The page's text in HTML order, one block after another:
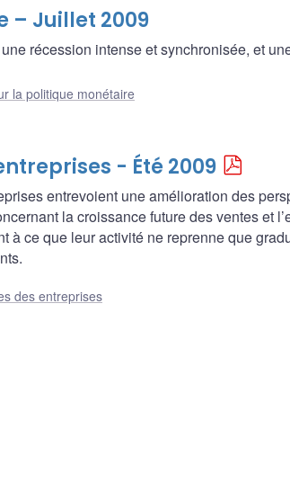
– Juillet 2009
récession intense et synchronisée, et
la politique monétaire
- Été 2009
entrevoient une amélioration des
la croissance future des ventes et
à ce que leur activité ne reprenne que
des entreprises